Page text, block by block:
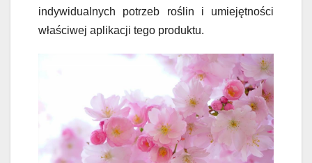
indywidualnych potrzeb roślin i umiejętności
właściwej aplikacji tego produktu.